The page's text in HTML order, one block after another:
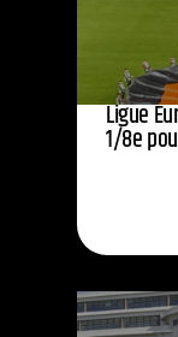
Ligue
1/8e